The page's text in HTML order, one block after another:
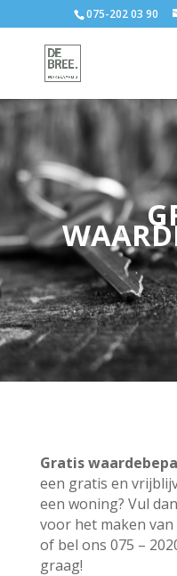
075-202 03 90
Gratis
een gratis en
een woning? Vul
voor het maken
of bel ons 075 –
graag!